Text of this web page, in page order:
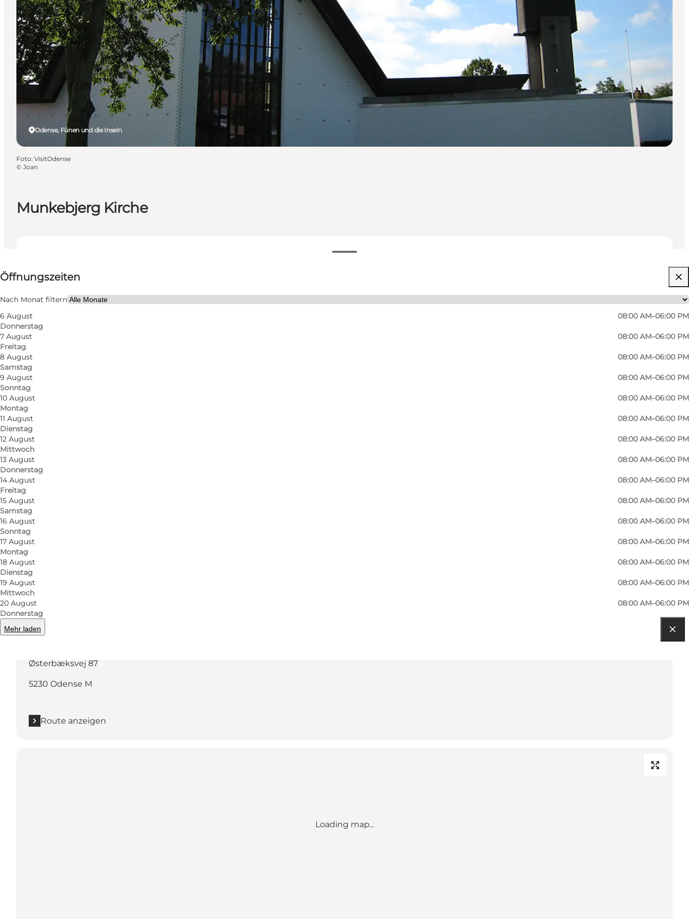
Munkebjerg Kirche
Öffnungszeiten
Nach Monat filtern
6 August
Donnerstag
08:00 AM–06:00 PM
7 August
Freitag
08:00 AM–06:00 PM
8 August
Samstag
08:00 AM–06:00 PM
9 August
Sonntag
08:00 AM–06:00 PM
10 August
Montag
08:00 AM–06:00 PM
11 August
Dienstag
08:00 AM–06:00 PM
12 August
Mittwoch
08:00 AM–06:00 PM
13 August
Donnerstag
08:00 AM–06:00 PM
14 August
Freitag
08:00 AM–06:00 PM
15 August
Samstag
08:00 AM–06:00 PM
16 August
Sonntag
08:00 AM–06:00 PM
17 August
Montag
08:00 AM–06:00 PM
18 August
Dienstag
08:00 AM–06:00 PM
19 August
Mittwoch
08:00 AM–06:00 PM
20 August
Donnerstag
08:00 AM–06:00 PM
Mehr laden
Kostenlos
Website besuchen
Odense, Fünen und die Inseln
Foto: VisitOdense
© Joan
Die Munkebjerg Kirche wurde am 5. März 1961 eingeweiht. Architektonisch handelt es sich um eine äußerst moderne Kirche mit niedrigen Mauern und das
Dach wölbt sich hoch um das sechseckige Kirchenschiff. Das große Glasmosaik, vom Künstler Knud Lollegaard entworfen, dient als Altarwand und wurde am 27.
März 1983 eingeweiht.
Mehr erfahren
Østerbæksvej 87
5230 Odense M
Route anzeigen
Loading map...